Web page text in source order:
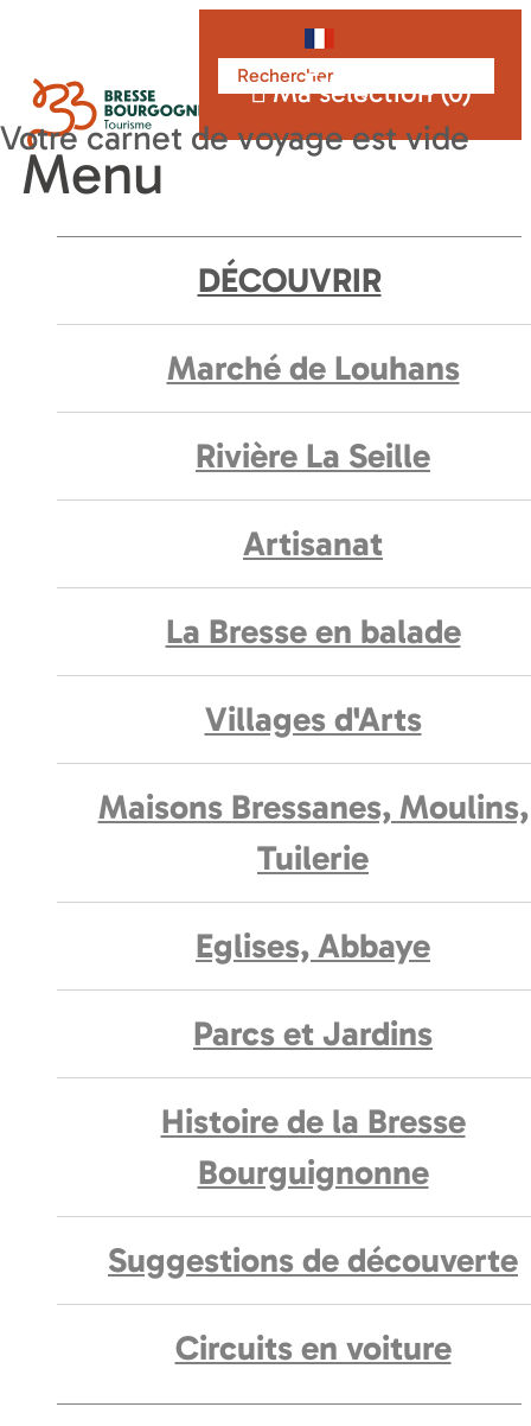
Français
Ma sélection (0)
Menu
DÉCOUVRIR
Marché de Louhans
Rivière La Seille
Artisanat
La Bresse en balade
Villages d'Arts
Maisons Bressanes, Moulins,
Tuilerie
Eglises, Abbaye
Parcs et Jardins
Histoire de la Bresse
Bourguignonne
Suggestions de découverte
Circuits en voiture